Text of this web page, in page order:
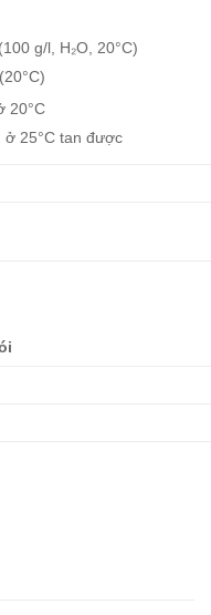
g/l, H₂O, 20°C)
20°C
25°C tan được